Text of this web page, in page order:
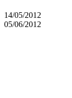
14/05/2012
05/06/2012